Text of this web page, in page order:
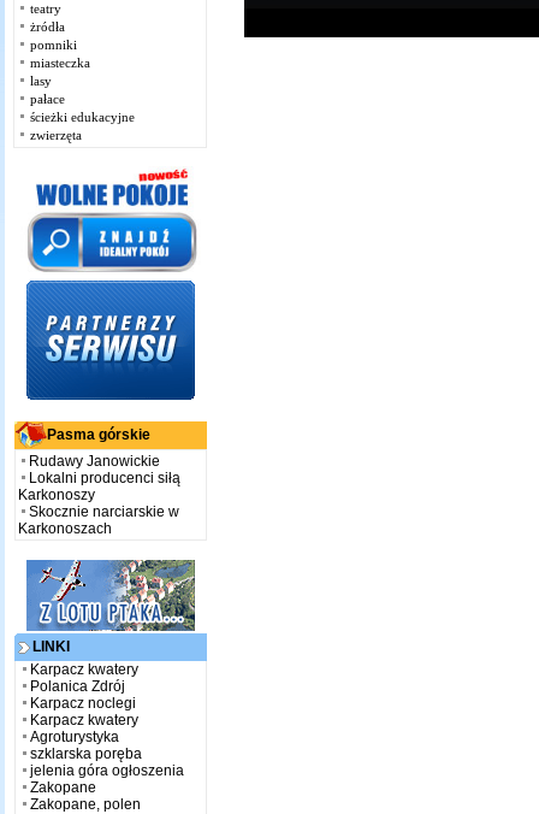
teatry
żródła
pomniki
miasteczka
lasy
pałace
ścieżki edukacyjne
zwierzęta
Pasma górskie
Rudawy Janowickie
Lokalni producenci siłą
Karkonoszy
Skocznie narciarskie w
Karkonoszach
LINKI
Karpacz kwatery
Polanica Zdrój
Karpacz noclegi
Karpacz kwatery
Agroturystyka
szklarska poręba
jelenia góra ogłoszenia
Zakopane
Zakopane, polen